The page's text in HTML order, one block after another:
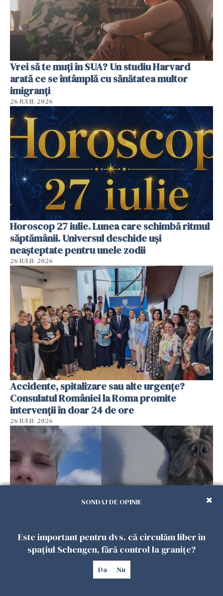
Vrei să te muți în SUA? Un studiu Harvard
arată ce se întâmplă cu sănătatea multor
imigranți
26 IULIE 2026
Horoscop 27 iulie. Lunea care schimbă ritmul
săptămânii. Universul deschide uși
neașteptate pentru unele zodii
26 IULIE 2026
Accidente, spitalizare sau alte urgențe?
Consulatul României la Roma promite
intervenții în doar 24 de ore
26 IULIE 2026
Ce a pățit o româncă în timp ce își plimba
câinele în Germania. Mesajul ei a stârnit
SONDAJ DE OPINIE
Este important pentru dvs. că circulăm liber în
spațiul Schengen, fără control la granițe?
Da Nu